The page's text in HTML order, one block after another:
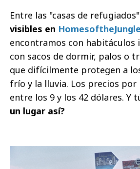
Entre las "casas de
visibles en
encontramos con habitáculos
con sacos de dormir, palos o
que difícilmente protegen a
frío y la lluvia. Los precios por
entre los 9 y los 42 dólares. Y
un lugar así?